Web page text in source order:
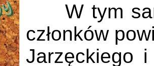
W tym
członków
Jarzęckiego